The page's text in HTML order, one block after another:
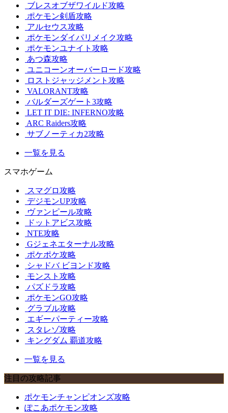
ブレスオブザワイルド攻略
ポケモン剣盾攻略
アルセウス攻略
ポケモンダイパリメイク攻略
ポケモンユナイト攻略
あつ森攻略
ユニコーンオーバーロード攻略
ロストジャッジメント攻略
VALORANT攻略
バルダーズゲート3攻略
LET IT DIE: INFERNO攻略
ARC Raiders攻略
サブノーティカ2攻略
一覧を見る
スマホゲーム
スマグロ攻略
デジモンUP攻略
ヴァンピール攻略
ドットアビス攻略
NTE攻略
Gジェネエターナル攻略
ポケポケ攻略
シャドバ ビヨンド攻略
モンスト攻略
パズドラ攻略
ポケモンGO攻略
グラブル攻略
エギーパーティー攻略
スタレゾ攻略
キングダム 覇道攻略
一覧を見る
注目の攻略記事
ポケモンチャンピオンズ攻略
ぽこあポケモン攻略